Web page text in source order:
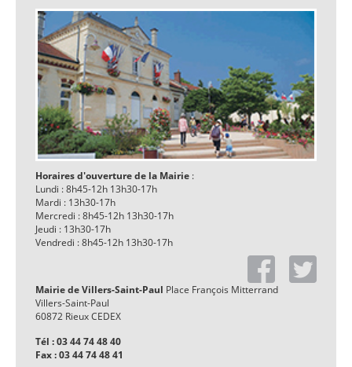
Horaires d'ouverture de la Mairie :
Lundi : 8h45-12h 13h30-17h
Mardi : 13h30-17h
Mercredi : 8h45-12h 13h30-17h
Jeudi : 13h30-17h
Vendredi : 8h45-12h 13h30-17h
Mairie de Villers-Saint-Paul Place François Mitterrand
Villers-Saint-Paul
60872 Rieux CEDEX
Tél : 03 44 74 48 40
Fax : 03 44 74 48 41